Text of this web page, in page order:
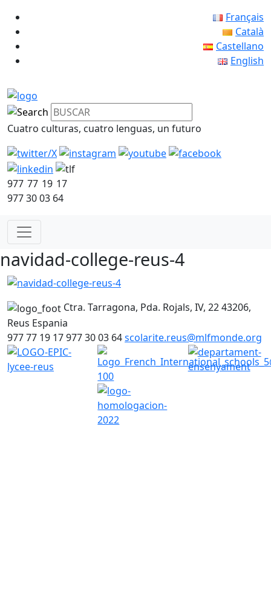
Français
Català
Castellano
English
Cuatro culturas, cuatro lenguas, un futuro
977 77 19 17
977 30 03 64
navidad-college-reus-4
Ctra. Tarragona, Pda. Rojals, IV, 2243206,
Reus Espania
977 77 19 17977 30 03 64scolarite.reus@mlfmonde.org